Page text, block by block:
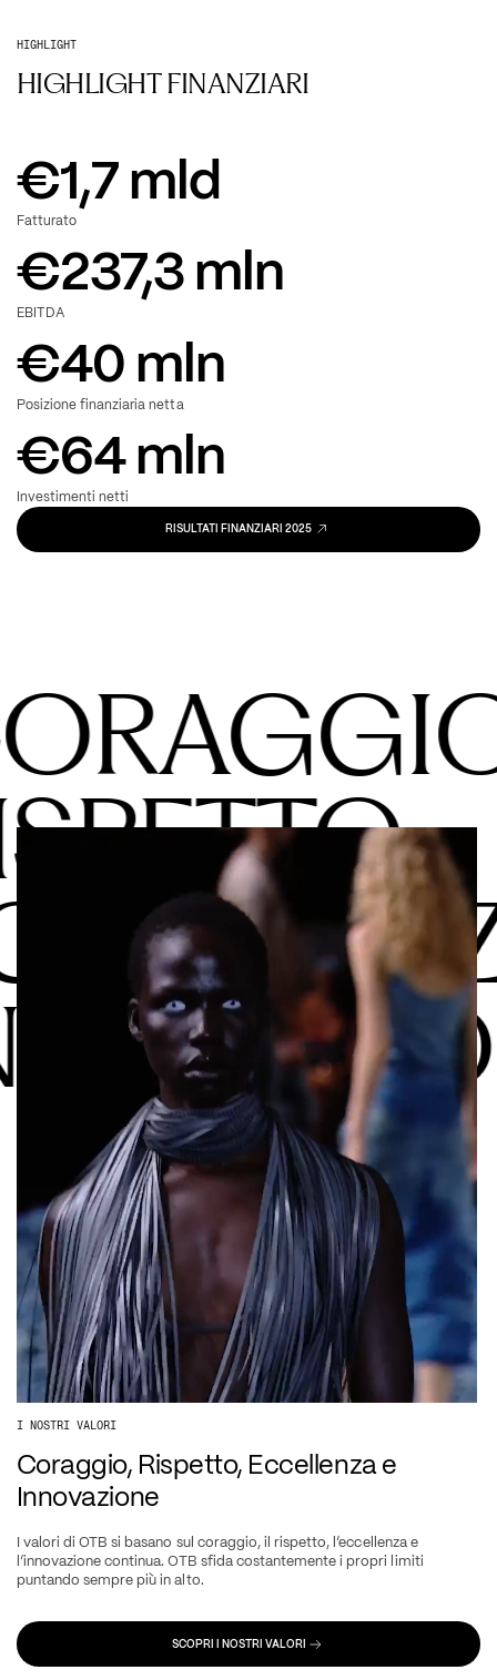
HIGHLIGHT
HIGHLIGHT FINANZIARI
€1,7mld
Fatturato
€237,3mln
EBITDA
€40mln
Posizione finanziaria netta
€64mln
Investimenti netti
RISULTATI FINANZIARI 2025
I NOSTRI VALORI
Coraggio, Rispetto, Eccellenza e
Innovazione
I valori di OTB si basano sul coraggio, il rispetto, l’eccellenza e
l’innovazione continua. OTB sfida costantemente i propri limiti
puntando sempre più in alto.
SCOPRI I NOSTRI VALORI